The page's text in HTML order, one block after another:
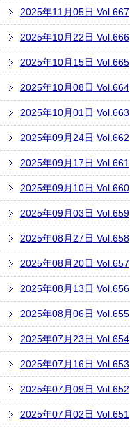
2025年11月05日 Vol.667
2025年10月22日 Vol.666
2025年10月15日 Vol.665
2025年10月08日 Vol.664
2025年10月01日 Vol.663
2025年09月24日 Vol.662
2025年09月17日 Vol.661
2025年09月10日 Vol.660
2025年09月03日 Vol.659
2025年08月27日 Vol.658
2025年08月20日 Vol.657
2025年08月13日 Vol.656
2025年08月06日 Vol.655
2025年07月23日 Vol.654
2025年07月16日 Vol.653
2025年07月09日 Vol.652
2025年07月02日 Vol.651